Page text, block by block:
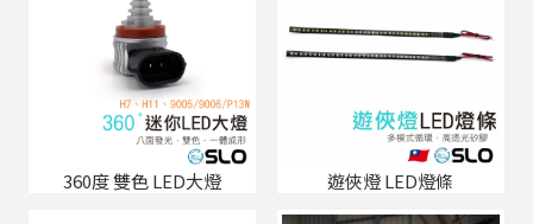
360度 雙色 LED大燈 遊俠燈 LED燈條